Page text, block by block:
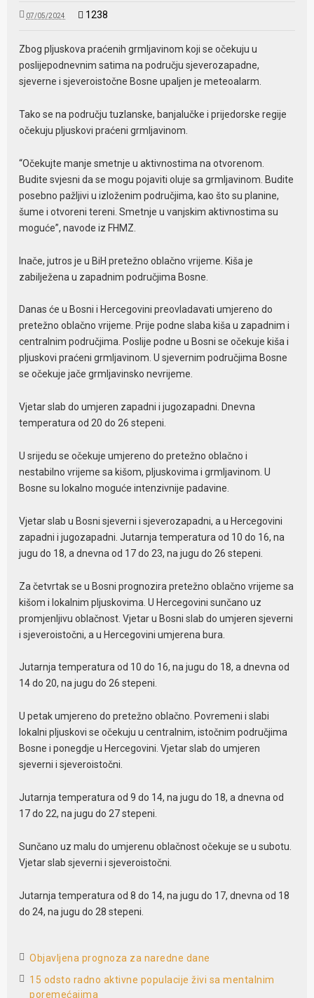
07/05/2024 1238
Zbog pljuskova praćenih grmljavinom koji se očekuju u
poslijepodnevnim satima na području sjeverozapadne,
sjeverne i sjeveroistočne Bosne upaljen je meteoalarm.
Tako se na području tuzlanske, banjalučke i prijedorske regije
očekuju pljuskovi praćeni grmljavinom.
“Očekujte manje smetnje u aktivnostima na otvorenom.
Budite svjesni da se mogu pojaviti oluje sa grmljavinom. Budite
posebno pažljivi u izloženim područjima, kao što su planine,
šume i otvoreni tereni. Smetnje u vanjskim aktivnostima su
moguće”, navode iz FHMZ.
Inače, jutros je u BiH pretežno oblačno vrijeme. Kiša je
zabilježena u zapadnim područjima Bosne.
Danas će u Bosni i Hercegovini preovladavati umjereno do
pretežno oblačno vrijeme. Prije podne slaba kiša u zapadnim i
centralnim područjima. Poslije podne u Bosni se očekuje kiša i
pljuskovi praćeni grmljavinom. U sjevernim područjima Bosne
se očekuje jače grmljavinsko nevrijeme.
Vjetar slab do umjeren zapadni i jugozapadni. Dnevna
temperatura od 20 do 26 stepeni.
U srijedu se očekuje umjereno do pretežno oblačno i
nestabilno vrijeme sa kišom, pljuskovima i grmljavinom. U
Bosne su lokalno moguće intenzivnije padavine.
Vjetar slab u Bosni sjeverni i sjeverozapadni, a u Hercegovini
zapadni i jugozapadni. Jutarnja temperatura od 10 do 16, na
jugu do 18, a dnevna od 17 do 23, na jugu do 26 stepeni.
Za četvrtak se u Bosni prognozira pretežno oblačno vrijeme sa
kišom i lokalnim pljuskovima. U Hercegovini sunčano uz
promjenljivu oblačnost. Vjetar u Bosni slab do umjeren sjeverni
i sjeveroistočni, a u Hercegovini umjerena bura.
Jutarnja temperatura od 10 do 16, na jugu do 18, a dnevna od
14 do 20, na jugu do 26 stepeni.
U petak umjereno do pretežno oblačno. Povremeni i slabi
lokalni pljuskovi se očekuju u centralnim, istočnim područjima
Bosne i ponegdje u Hercegovini. Vjetar slab do umjeren
sjeverni i sjeveroistočni.
Jutarnja temperatura od 9 do 14, na jugu do 18, a dnevna od
17 do 22, na jugu do 27 stepeni.
Sunčano uz malu do umjerenu oblačnost očekuje se u subotu.
Vjetar slab sjeverni i sjeveroistočni.
Jutarnja temperatura od 8 do 14, na jugu do 17, dnevna od 18
do 24, na jugu do 28 stepeni.
Objavljena prognoza za naredne dane
15 odsto radno aktivne populacije živi sa mentalnim
poremećajima